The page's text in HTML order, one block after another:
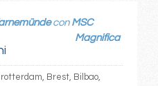
con MSC
Magnifica
Brest, Bilbao,